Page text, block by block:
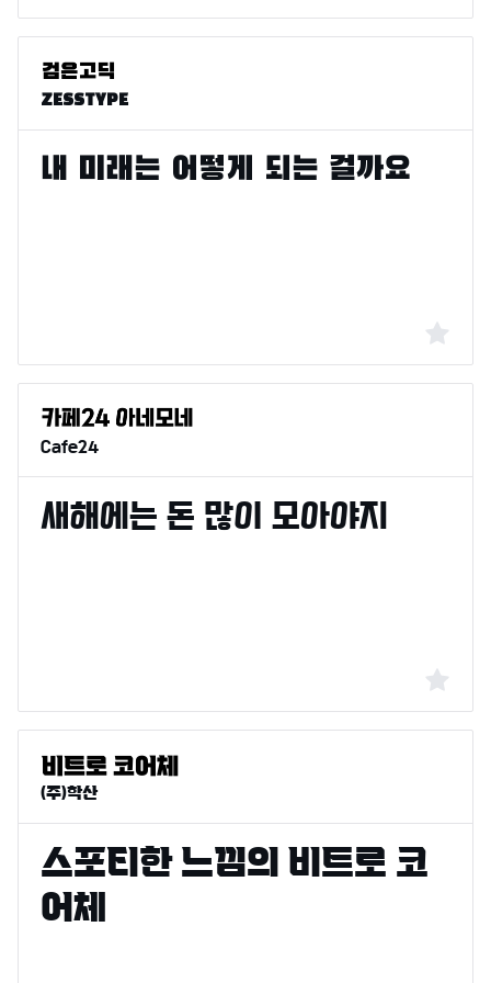
ZESSTYPE
Cafe24
(주)학산